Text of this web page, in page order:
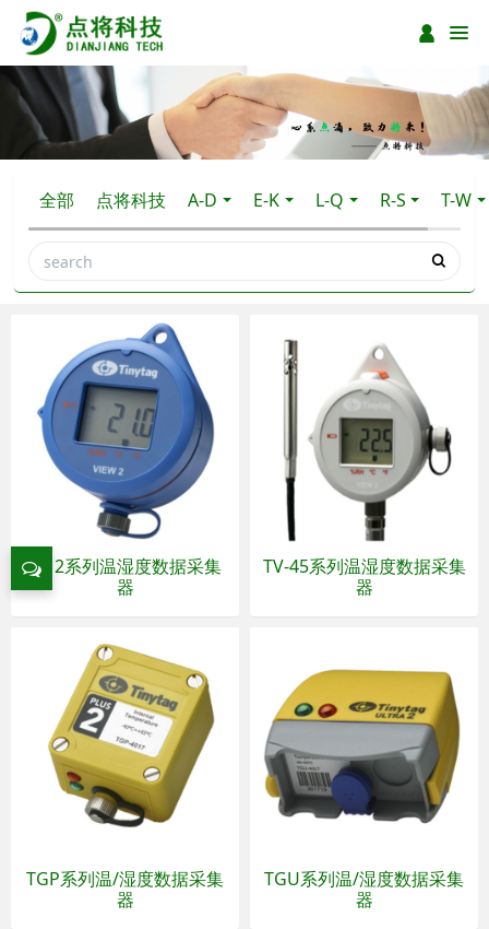
全部 点将科技 A-D E-K L-Q R-S T-W
TV 2系列温湿度数据采集
器
TV-45系列温湿度数据采集
器
TGP系列温/湿度数据采集
器
TGU系列温/湿度数据采集
器